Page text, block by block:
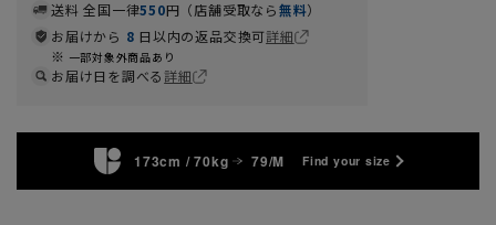
送料 全国一律550円（店舗受取なら無料）
お届けから 8 日以内の返品交換可詳細
一部対象外商品あり
お届け日を調べる詳細
173cm / 70kg 79/M Find your size